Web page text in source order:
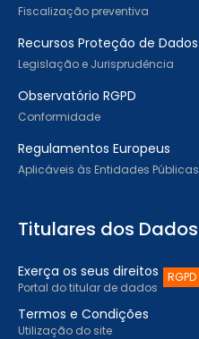
Fiscalização preventiva
Recursos Proteção de Dados
Legislação e Jurisprudência
Observatório RGPD
Conformidade
Regulamentos Europeus
Aplicáveis às Entidades Públicas
Titulares dos Dados
Exerça os seus direitos
Portal do titular de dados
RGPD
Termos e Condições
Utilização do site